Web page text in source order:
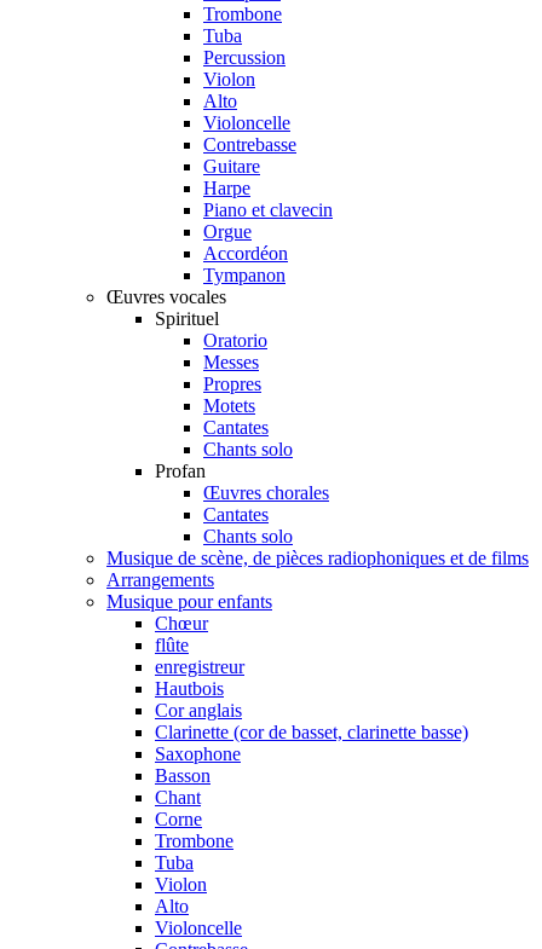
Trombone
Tuba
Percussion
Violon
Alto
Violoncelle
Contrebasse
Guitare
Harpe
Piano et clavecin
Orgue
Accordéon
Tympanon
Œuvres vocales
Spirituel
Oratorio
Messes
Propres
Motets
Cantates
Chants solo
Profan
Œuvres chorales
Cantates
Chants solo
Musique de scène, de pièces radiophoniques et de films
Arrangements
Musique pour enfants
Chœur
flûte
enregistreur
Hautbois
Cor anglais
Clarinette (cor de basset, clarinette basse)
Saxophone
Basson
Chant
Corne
Trombone
Tuba
Violon
Alto
Violoncelle